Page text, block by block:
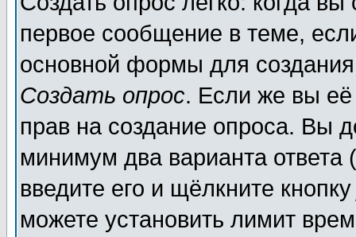
первое сообщение в теме,
основной формы для
Создать опрос. Если же вы её
прав на создание опроса. Вы
минимум два варианта ответа
введите его и щёлкните
можете установить лимит